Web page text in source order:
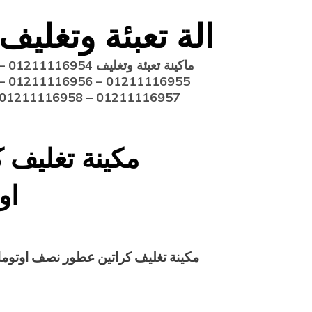
الة تعبئة وتغليف
ماكينة تعبئة
–
01211116957 – 01211116958
مكينة
مكينة تغليف كراتين عطور نصف